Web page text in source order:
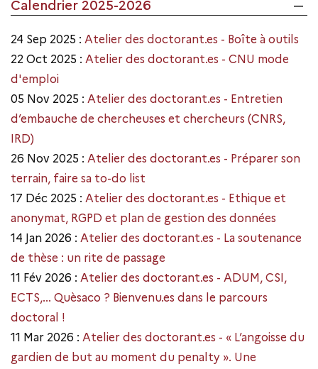
Calendrier 2025-2026
24 Sep 2025 : Atelier des doctorant.es - Boîte à outils
22 Oct 2025 : Atelier des doctorant.es - CNU mode
d'emploi
05 Nov 2025 : Atelier des doctorant.es - Entretien
d’embauche de chercheuses et chercheurs (CNRS,
IRD)
26 Nov 2025 : Atelier des doctorant.es - Préparer son
terrain, faire sa to-do list
17 Déc 2025 : Atelier des doctorant.es - Ethique et
anonymat, RGPD et plan de gestion des données
14 Jan 2026 : Atelier des doctorant.es - La soutenance
de thèse : un rite de passage
11 Fév 2026 : Atelier des doctorant.es - ADUM, CSI,
ECTS,... Quèsaco ? Bienvenu.es dans le parcours
doctoral !
11 Mar 2026 : Atelier des doctorant.es - « L’angoisse du
gardien de but au moment du penalty ». Une